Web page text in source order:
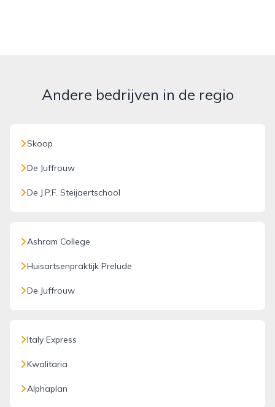
Andere bedrijven in de regio
Skoop
De Juffrouw
De J.P.F. Steijaertschool
Ashram College
Huisartsenpraktijk Prelude
De Juffrouw
Italy Express
Kwalitaria
Alphaplan